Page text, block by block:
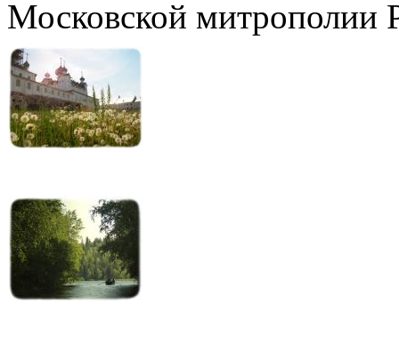
Московской митрополии